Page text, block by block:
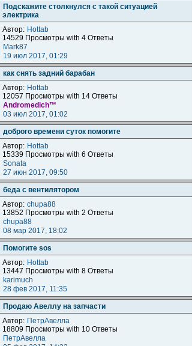
Подскажите столкнулся с такой ситуацией
электрика
Автор: Hottab
14529 Просмотры with 4 Ответы
Mark87
19 июл 2017, 01:29
как снять задний барабан
Автор: Hottab
12057 Просмотры with 14 Ответы
Andromedich™
03 июл 2017, 01:02
доброго времени суток помогите
Автор: Hottab
15339 Просмотры with 6 Ответы
Sonata
27 июн 2017, 09:50
беда с вентилятором
Автор: chupa88
13852 Просмотры with 2 Ответы
chupa88
08 мар 2017, 18:02
Помогите sos
Автор: Hottab
13447 Просмотры with 8 Ответы
karimuch
28 фев 2017, 11:35
Продаю Авеллу на запчасти
Автор: ПетрАвелла
18809 Просмотры with 10 Ответы
ПетрАвелла